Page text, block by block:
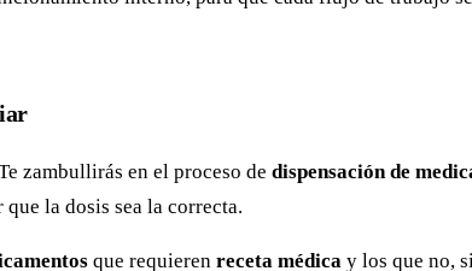
zambullirás en el proceso de dispensación de
la dosis sea la correcta.
que requieren receta médica y los que no,